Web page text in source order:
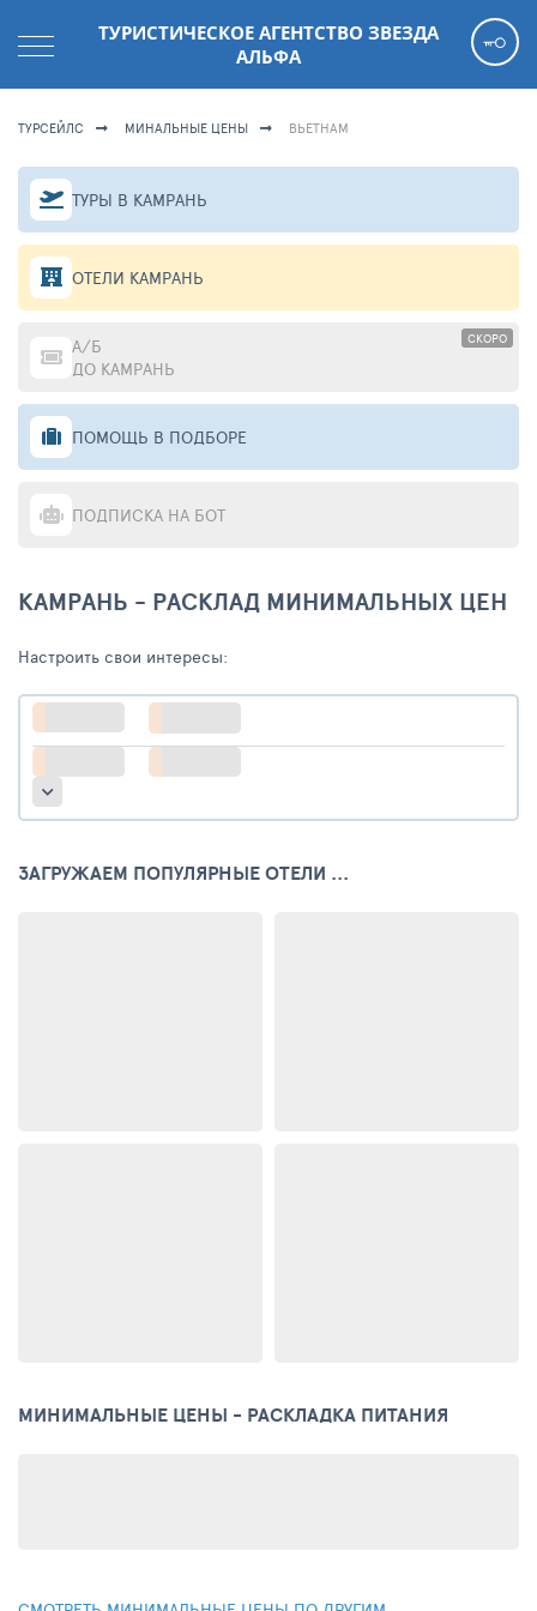
ТУРИСТИЧЕСКОЕ АГЕНТСТВО ЗВЕЗДА
АЛЬФА
ТУРСЕЙЛС МИНАЛЬНЫЕ ЦЕНЫ ВЬЕТНАМ
ТУРЫ В КАМРАНЬ
ОТЕЛИ КАМРАНЬ
СКОРО
А/Б
ДО КАМРАНЬ
ПОМОЩЬ В ПОДБОРЕ
ПОДПИСКА НА БОТ
КАМРАНЬ - РАСКЛАД МИНИМАЛЬНЫХ ЦЕН
Настроить свои интересы:
ЗАГРУЖАЕМ ПОПУЛЯРНЫЕ ОТЕЛИ ...
МИНИМАЛЬНЫЕ ЦЕНЫ - РАСКЛАДКА ПИТАНИЯ